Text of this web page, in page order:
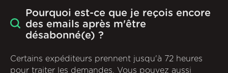
Pourquoi est-ce que je reçois encore
des emails après m'être
désabonné(e) ?
Certains expéditeurs prennent jusqu'à 72 heures
pour traiter les demandes. Vous pouvez aussi